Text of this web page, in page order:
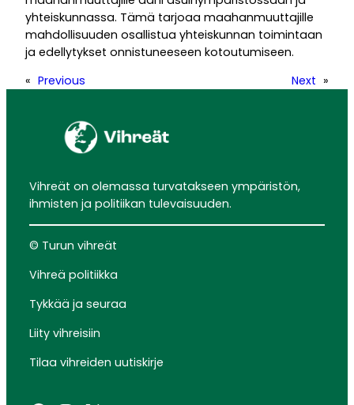
yhteiskunnassa. Tämä tarjoaa maahanmuuttajille
mahdollisuuden osallistua yhteiskunnan toimintaan
ja edellytykset onnistuneeseen kotoutumiseen.
« Previous Next »
Vihreät on olemassa turvatakseen ympäristön,
ihmisten ja politiikan tulevaisuuden.
© Turun vihreät
Vihreä politiikka
Tykkää ja seuraa
Liity vihreisiin
Tilaa vihreiden uutiskirje